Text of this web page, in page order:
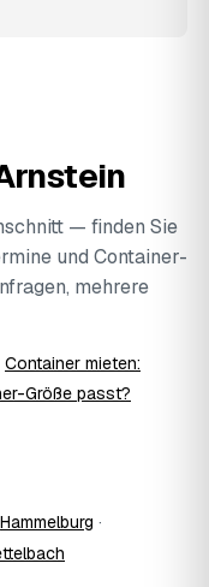
— finden Sie
und Container-
mehrere
Container mieten:
Größe passt?
Hammelburg ·